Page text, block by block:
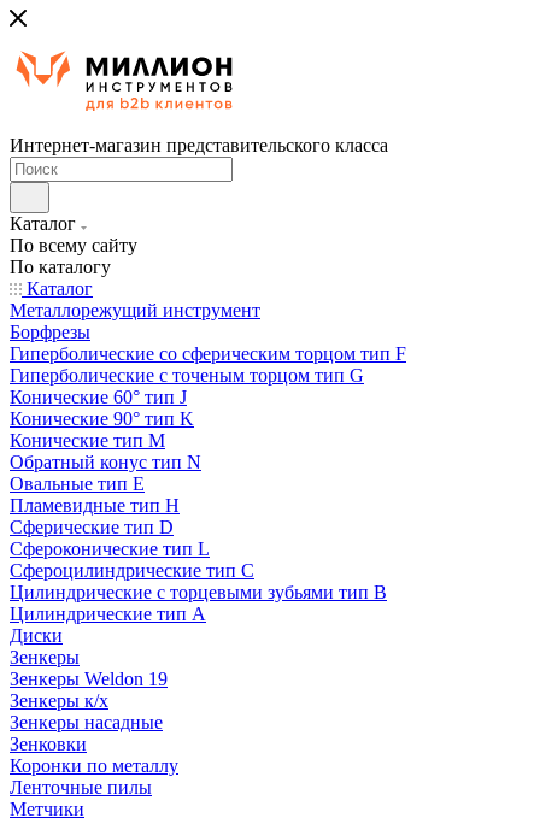
Интернет-магазин представительского класса
Каталог
По всему сайту
По каталогу
Каталог
Металлорежущий инструмент
Борфрезы
Гиперболические cо сферическим торцом тип F
Гиперболические с точеным торцом тип G
Конические 60° тип J
Конические 90° тип K
Конические тип M
Обратный конус тип N
Овальные тип E
Пламевидные тип H
Сферические тип D
Сфероконические тип L
Сфероцилиндрические тип C
Цилиндрические с торцевыми зубьями тип B
Цилиндрические тип А
Диски
Зенкеры
Зенкеры Weldon 19
Зенкеры к/х
Зенкеры насадные
Зенковки
Коронки по металлу
Ленточные пилы
Метчики